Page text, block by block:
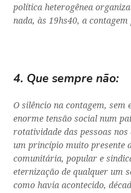
política heterogênea
nada, às 19hs40, a contagem
4. Que sempre não:
O silêncio na contagem, sem
enorme tensão social num
rotatividade das pessoas
um princípio muito presente
comunitária, popular e
eternização de qualquer um
como havia acontecido,